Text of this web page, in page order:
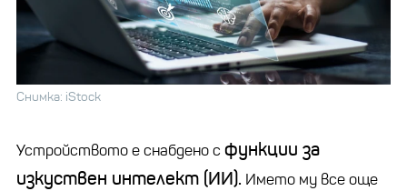
Снимка: iStock
Устройството е снабдено с функции за
изкуствен интелект (ИИ). Името му все още